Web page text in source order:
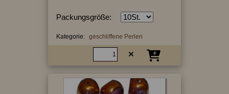
Packungsgröße:
Kategorie: geschliffene Perlen